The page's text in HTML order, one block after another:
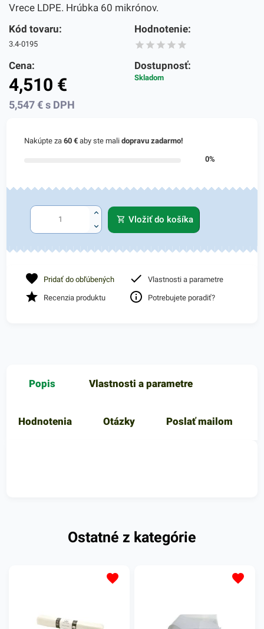
Vrece LDPE. Hrúbka 60 mikrónov.
Kód tovaru:
3.4-0195
Hodnotenie:
Cena:
4,510 €
5,547€ s DPH
Dostupnosť:
Skladom
Nakúpte za60 € aby ste malidopravu zadarmo!
0%
Vložiť do košíka
Pridať do obľúbených Vlastnosti a parametre
Recenzia produktu Potrebujete poradiť?
Popis Vlastnosti a parametre
Hodnotenia Otázky Poslať mailom
Ostatné z kategórie